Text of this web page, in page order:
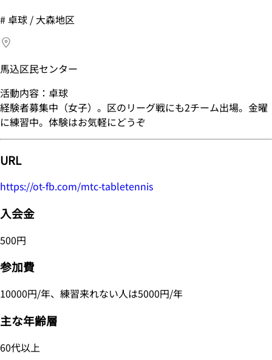
# 卓球 / 大森地区
馬込区民センター
活動内容：卓球
経験者募集中（女子）。区のリーグ戦にも2チーム出場。金曜
に練習中。体験はお気軽にどうぞ
URL
https://ot-fb.com/mtc-tabletennis
入会金
500円
参加費
10000円/年、練習来れない人は5000円/年
主な年齢層
60代以上